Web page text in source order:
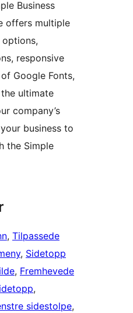
Business
offers multiple
responsive
Google Fonts,
ultimate
company’s
business to
the Simple
, Tilpassede
, Sidetopp
, Fremhevede
sidestolpe